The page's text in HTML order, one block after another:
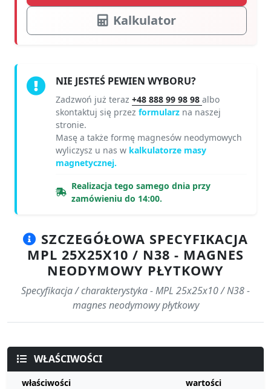
Kalkulator
NIE JESTEŚ PEWIEN WYBORU?
Zadzwoń już teraz +48 888 99 98 98 albo
skontaktuj się przez formularz na naszej
stronie.
Masę a także formę magnesów neodymowych
wyliczysz u nas w kalkulatorze masy
magnetycznej.
Realizacja tego samego dnia przy
zamówieniu do 14:00.
SZCZEGÓŁOWA SPECYFIKACJA
MPL 25X25X10 / N38 - MAGNES
NEODYMOWY PŁYTKOWY
Specyfikacja / charakterystyka - MPL 25x25x10 / N38 -
magnes neodymowy płytkowy
WŁAŚCIWOŚCI
właściwości
wartości